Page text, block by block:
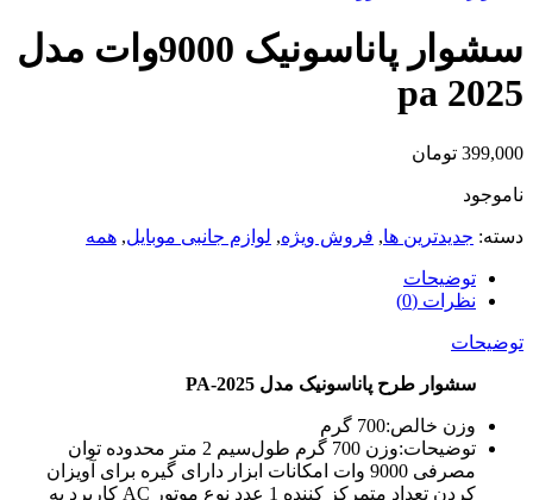
سشوار پاناسونیک 9000وات مدل
pa 2025
399,000 تومان
ناموجود
دسته: جدیدترین ها, فروش ویژه, لوازم جانبی موبایل, همه
توضیحات
نظرات (0)
توضیحات
سشوار طرح پاناسونیک مدل PA-2025
وزن خالص:700 گرم
توضیحات:وزن 700 گرم طول‌سیم 2 متر محدوده توان
مصرفی 9000 وات امکانات ابزار دارای گیره برای آویزان
کردن تعداد متمرکز کننده 1 عدد نوع موتور AC کاربرد به